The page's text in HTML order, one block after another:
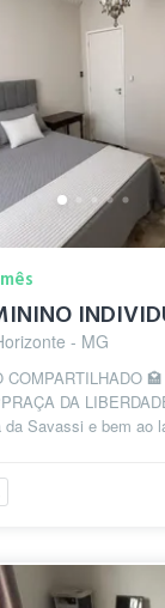
- MG
COMPARTILHADO
DA
Savassi e bem ao